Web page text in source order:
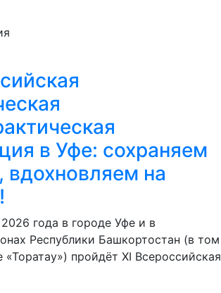
в Уфе: сохраняем
вдохновляем на
года в городе Уфе и в
Республики Башкортостан (в том
«Торатау») пройдёт XI Всероссийская